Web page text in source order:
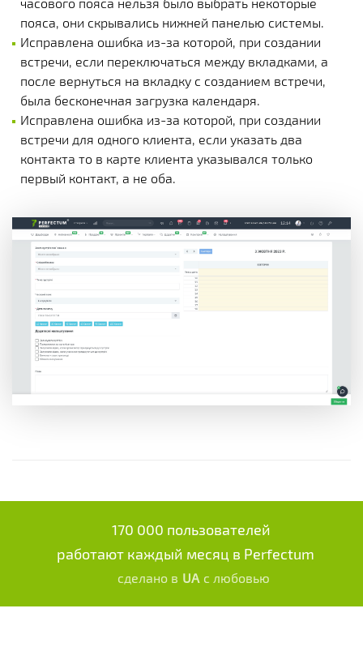
пояса, они скрывались нижней панелью системы.
Исправлена ошибка из-за которой, при создании
встречи, если переключаться между вкладками, а
после вернуться на вкладку с созданием встречи,
была бесконечная загрузка календаря.
Исправлена ошибка из-за которой, при создании
встречи для одного клиента, если указать два
контакта то в карте клиента указывался только
первый контакт, а не оба.
170 000 пользователей
работают каждый месяц в Perfectum
сделано в UA с любовью